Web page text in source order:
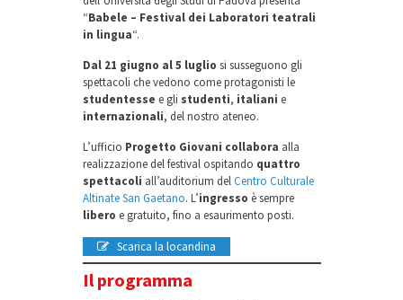
“Babele – Festival dei Laboratori teatrali
in lingua“.
Dal 21 giugno al 5 luglio si susseguono gli
spettacoli che vedono come protagonisti le
studentesse e gli studenti, italiani e
internazionali, del nostro ateneo.
L’ufficio Progetto Giovani collabora alla
realizzazione del festival ospitando quattro
spettacoli all’auditorium delCentro Culturale
Altinate San Gaetano. L’ingresso è sempre
libero e gratuito, fino a esaurimento posti.
Scarica la locandina
Il programma